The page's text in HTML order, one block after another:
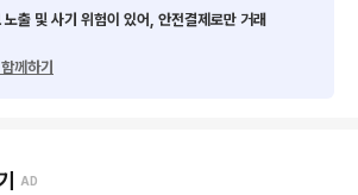
출 및 사기 위험이 있어, 안전결제로만 거래
께하기
AD